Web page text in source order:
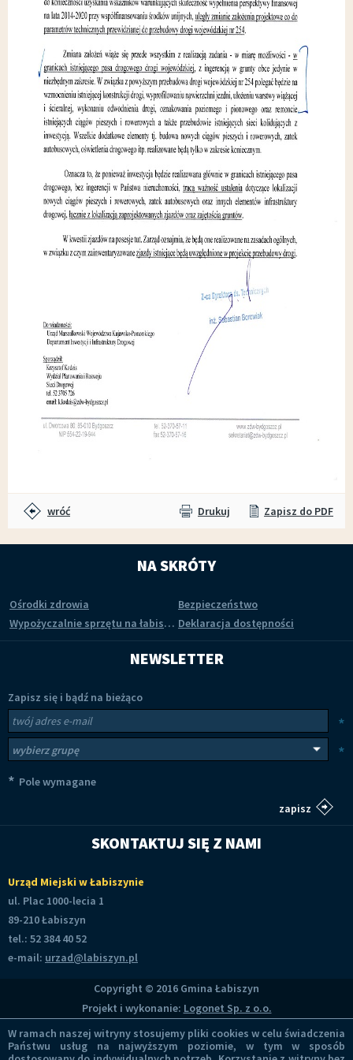
wróć Drukuj Zapisz do PDF
NA SKRÓTY
Ośrodki zdrowia
Bezpieczeństwo
Wypożyczalnie sprzętu na łabiszyńskiej wyspie Deklaracja dostępności
NEWSLETTER
Zapisz się i bądź na bieżąco
Newsletter
*
*
* Pole wymagane
SKONTAKTUJ SIĘ Z NAMI
Urząd Miejski w Łabiszynie
ul. Plac 1000-lecia 1
89-210 Łabiszyn
tel.: 52 384 40 52
e-mail: urzad@labiszyn.pl
Copyright © 2016 Gmina Łabiszyn
Projekt i wykonanie: Logonet Sp. z o.o.
W ramach naszej witryny stosujemy pliki cookies w celu świadczenia
Państwu usług na najwyższym poziomie, w tym w sposób